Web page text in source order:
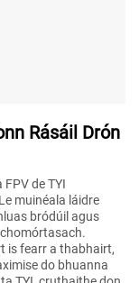
Rásáil Drón
de TYI
muinéala láidre
bródúil agus
is fearr a thabhairt,
do bhuanna